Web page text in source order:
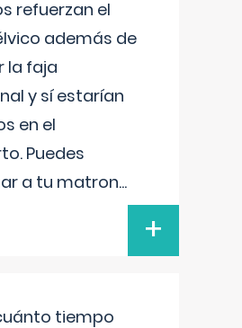
refuerzan el
además de
la faja
y sí estarían
en el
Puedes
a tu matron...
+
tiempo